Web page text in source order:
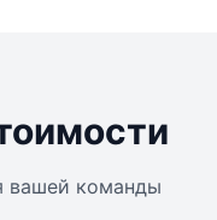
вашей команды